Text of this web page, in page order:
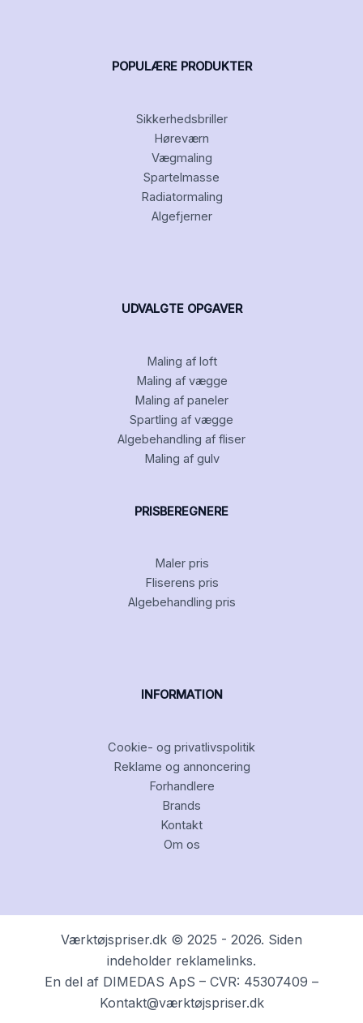
POPULÆRE PRODUKTER
Sikkerhedsbriller
Høreværn
Vægmaling
Spartelmasse
Radiatormaling
Algefjerner
UDVALGTE OPGAVER
Maling af loft
Maling af vægge
Maling af paneler
Spartling af vægge
Algebehandling af fliser
Maling af gulv
PRISBEREGNERE
Maler pris
Fliserens pris
Algebehandling pris
INFORMATION
Cookie- og privatlivspolitik
Reklame og annoncering
Forhandlere
Brands
Kontakt
Om os
Værktøjspriser.dk © 2025 - 2026. Siden
indeholder reklamelinks.
En del af DIMEDAS ApS – CVR: 45307409 –
Kontakt@værktøjspriser.dk